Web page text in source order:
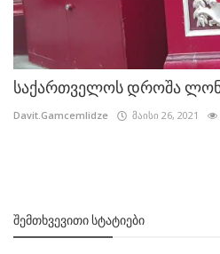
საქართველოს დროშა
Davit.Gamcemlidze მაისი 26, 2021
ᲨᲔᲛᲗᲮᲕᲔᲕᲘᲗᲘ ᲡᲢᲐᲢᲘᲔᲑᲘ